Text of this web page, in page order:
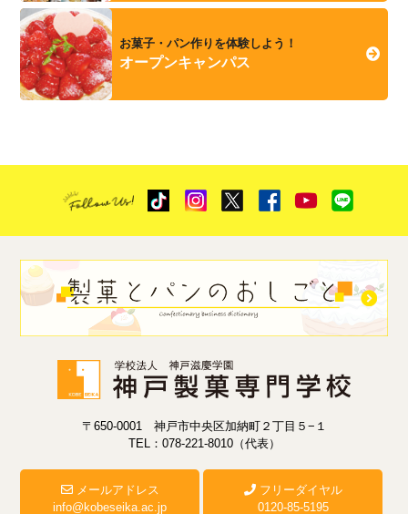
お菓子・パン作りを体験しよう！
オープンキャンパス
〒650-0001 神戸市中央区加納町２丁目５−１
TEL：078-221-8010（代表）
メールアドレス
info@kobeseika.ac.jp
フリーダイヤル
0120-85-5195